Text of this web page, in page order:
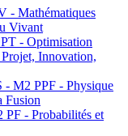
- Mathématiques
Vivant
- Optimisation
Innovation,
M2 PPF - Physique
Fusion
- Probabilités et